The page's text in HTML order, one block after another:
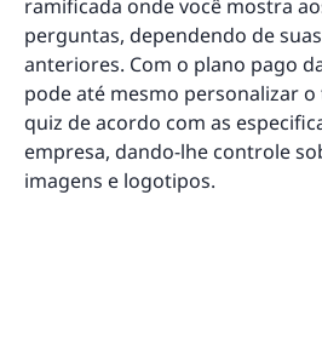
ramificada onde você mostra
perguntas, dependendo de
anteriores. Com o plano pago
pode até mesmo personalizar o
quiz de acordo com as
empresa, dando-lhe controle
imagens e logotipos.